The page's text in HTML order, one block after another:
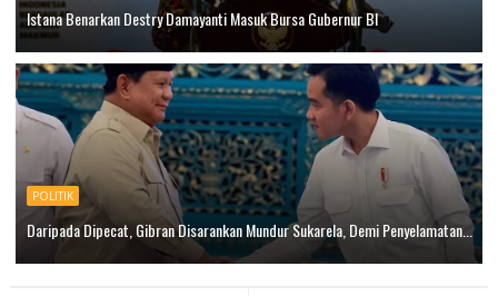
Istana Benarkan Destry Damayanti Masuk Bursa Gubernur BI
POLITIK
Daripada Dipecat, Gibran Disarankan Mundur Sukarela, Demi Penyelamatan...